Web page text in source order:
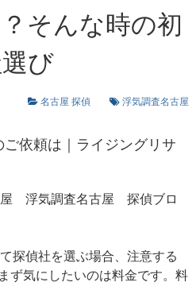
そんな時の初
び
名古屋 探偵 浮気調査名古屋
依頼は｜ライジングリサ
屋 浮気調査名古屋 探偵ブロ
探偵社を選ぶ場合、注意する
ず気にしたいのは料金です。料